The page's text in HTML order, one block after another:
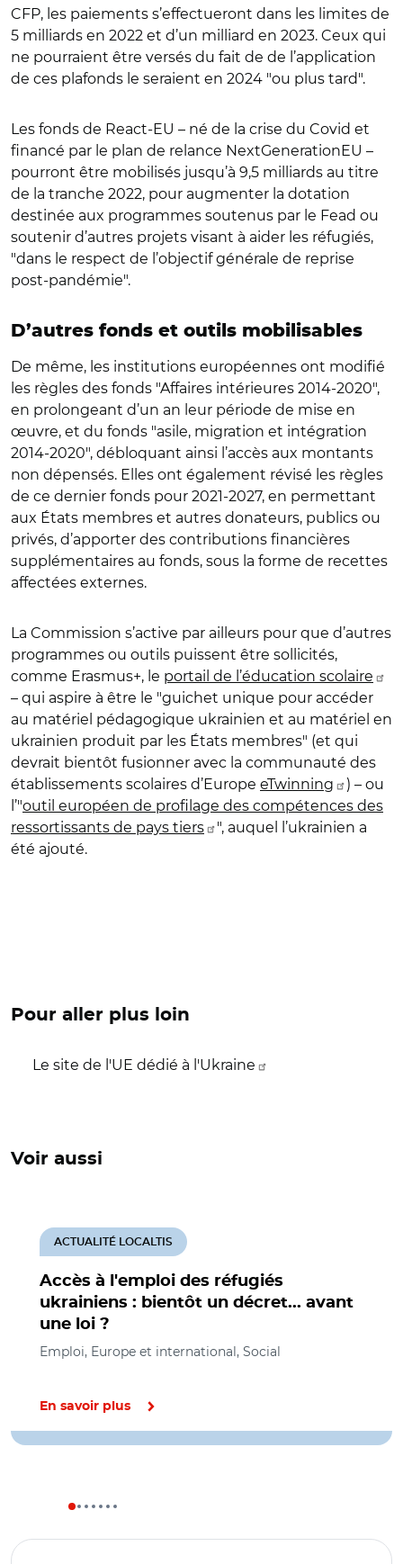
CFP, les paiements s’effectueront dans les limites de
5 milliards en 2022 et d’un milliard en 2023. Ceux qui
ne pourraient être versés du fait de de l’application
de ces plafonds le seraient en 2024 "ou plus tard".
Les fonds de React-EU – né de la crise du Covid et
financé par le plan de relance NextGenerationEU –
pourront être mobilisés jusqu’à 9,5 milliards au titre
de la tranche 2022, pour augmenter la dotation
destinée aux programmes soutenus par le Fead ou
soutenir d’autres projets visant à aider les réfugiés,
"dans le respect de l’objectif générale de reprise
post-pandémie".
D’autres fonds et outils mobilisables
De même, les institutions européennes ont modifié
les règles des fonds "Affaires intérieures 2014-2020",
en prolongeant d’un an leur période de mise en
œuvre, et du fonds "asile, migration et intégration
2014-2020", débloquant ainsi l’accès aux montants
non dépensés. Elles ont également révisé les règles
de ce dernier fonds pour 2021-2027, en permettant
aux États membres et autres donateurs, publics ou
privés, d’apporter des contributions financières
supplémentaires au fonds, sous la forme de recettes
affectées externes.
La Commission s’active par ailleurs pour que d’autres
programmes ou outils puissent être sollicités,
comme Erasmus+, le portail de l’éducation scolaire
– qui aspire à être le "guichet unique pour accéder
au matériel pédagogique ukrainien et au matériel en
ukrainien produit par les États membres" (et qui
devrait bientôt fusionner avec la communauté des
établissements scolaires d’Europe eTwinning
) – ou
l’"outil européen de profilage des compétences des
ressortissants de pays tiers
", auquel l’ukrainien a
été ajouté.
Pour aller plus loin
Le site de l'UE dédié à l'Ukraine
Voir aussi
Accès à l'emploi des réfugiés
ukrainiens : bientôt un décret... avant
une loi ?
ACTUALITÉ LOCALTIS
Emploi, Europe et international, Social
En savoir plus